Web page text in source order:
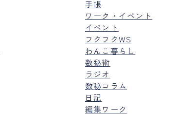
手帳
ワーク・イベント
イベント
フクフクWS
わんこ暮らし
数秘術
ラジオ
数秘コラム
日記
編集ワーク